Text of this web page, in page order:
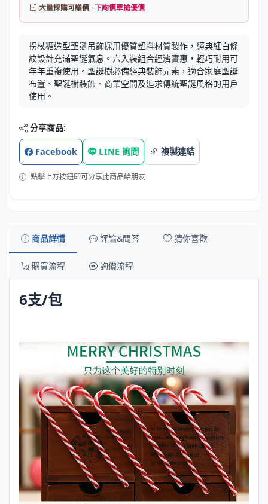
大量採購可議價 ·下詢價單搶優價
拐杖糖造型聖誕吊飾採用優質塑料材質製作，經典紅白條
紋設計充滿聖誕氣息。六入裝組合經濟實惠，輕巧耐用可
年年重複使用。聖誕樹必備經典裝飾元素，適合家庭聖誕
布置、聖誕樹裝飾、商業空間及追求傳統聖誕風格的用戶
使用。
分享商品:
Facebook LINE 詢問 複製連結
點擊上方按鈕即可分享此商品給朋友
商品詳情 評論&問答 猜你喜歡
購買流程 詢價流程
6支/包